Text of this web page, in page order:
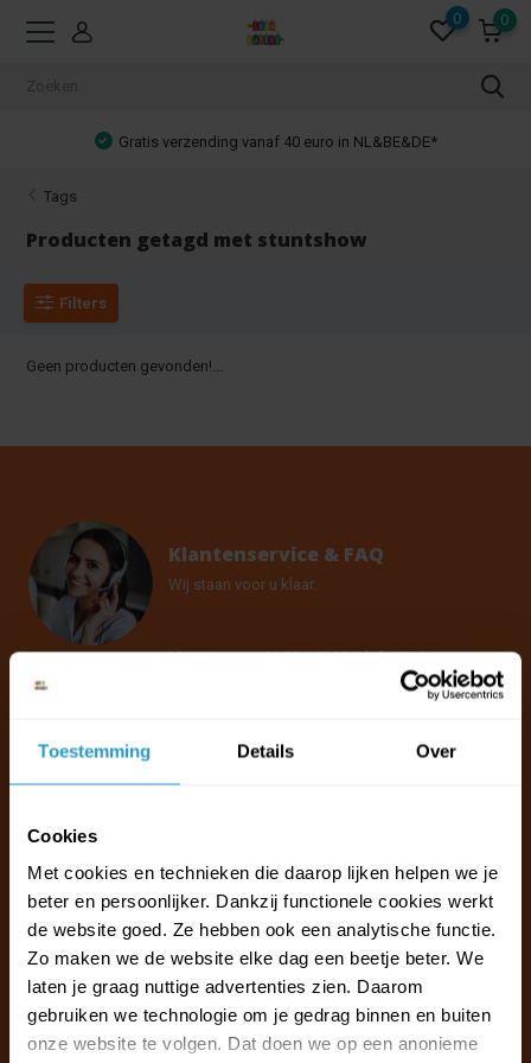
Toestemming Details Over
Cookies
Met cookies en technieken die daarop lijken helpen we je
beter en persoonlijker. Dankzij functionele cookies werkt
de website goed. Ze hebben ook een analytische functie.
Zo maken we de website elke dag een beetje beter. We
laten je graag nuttige advertenties zien. Daarom
gebruiken we technologie om je gedrag binnen en buiten
onze website te volgen. Dat doen we op een anonieme
0 0
Gratis verzending vanaf 40 euro in NL&BE&DE*
Tags
Producten getagd met stuntshow
Filters
Geen producten gevonden!...
Klantenservice & FAQ
Wij staan voor u klaar.
Ma t/m vr van 09:30 - 16:00 telefonisch
+31 (0)13 785 62 41
Naar de klantenservice & FAQ
info@jouwoutlet.nl